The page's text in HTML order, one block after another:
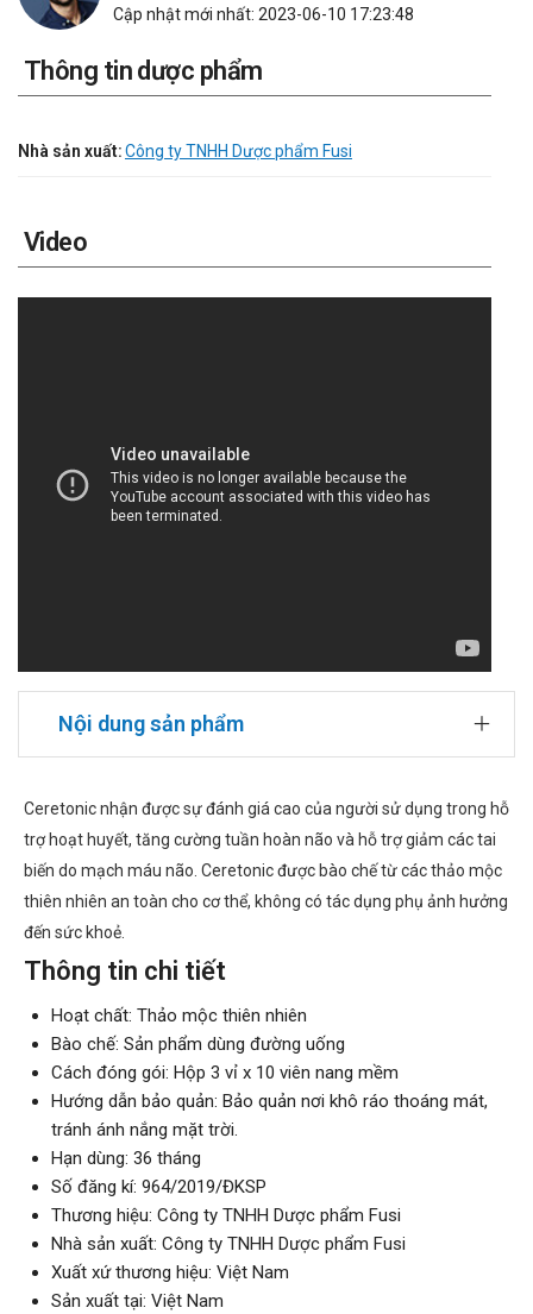
Cập nhật mới nhất: 2023-06-10 17:23:48
Thông tin dược phẩm
Nhà sản xuất:Công ty TNHH Dược phẩm Fusi
Video
Nội dung sản phẩm
Ceretonic nhận được sự đánh giá cao của người sử dụng trong hỗ
trợ hoạt huyết, tăng cường tuần hoàn não và hỗ trợ giảm các tai
biến do mạch máu não. Ceretonic được bào chế từ các thảo mộc
thiên nhiên an toàn cho cơ thể, không có tác dụng phụ ảnh hưởng
đến sức khoẻ.
Thông tin chi tiết
Hoạt chất: Thảo mộc thiên nhiên
Bào chế: Sản phẩm dùng đường uống
Cách đóng gói: Hộp 3 vỉ x 10 viên nang mềm
Hướng dẫn bảo quản: Bảo quản nơi khô ráo thoáng mát,
tránh ánh nắng mặt trời.
Hạn dùng: 36 tháng
Số đăng kí: 964/2019/ĐKSP
Thương hiệu: Công ty TNHH Dược phẩm Fusi
Nhà sản xuất: Công ty TNHH Dược phẩm Fusi
Xuất xứ thương hiệu: Việt Nam
Sản xuất tại: Việt Nam